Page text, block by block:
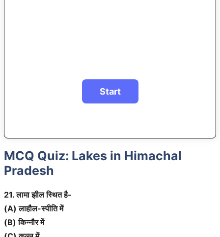
MCQ Quiz: Lakes in Himachal
Pradesh
21. लामा झील स्थित है-
(A) लाहौल-स्पीति में
(B) किन्नौर में